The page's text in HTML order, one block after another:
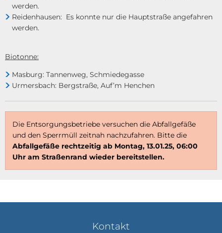
werden.
Reidenhausen: Es konnte nur die Hauptstraße angefahren
werden.
Biotonne:
Masburg: Tannenweg, Schmiedegasse
Urmersbach: Bergstraße, Auf’m Henchen
Die Entsorgungsbetriebe versuchen die Abfallgefäße
und den Sperrmüll zeitnah nachzufahren. Bitte die
Abfallgefäße rechtzeitig ab Montag, 13.01.25, 06:00
Uhr am Straßenrand wieder bereitstellen.
Kontakt